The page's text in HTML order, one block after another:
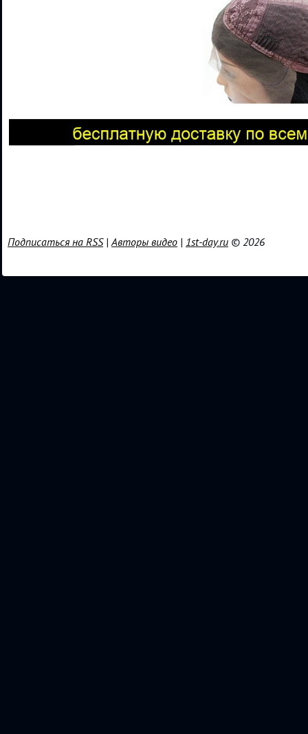
Подписаться на RSS|Авторы видео | 1st-day.ru © 2026